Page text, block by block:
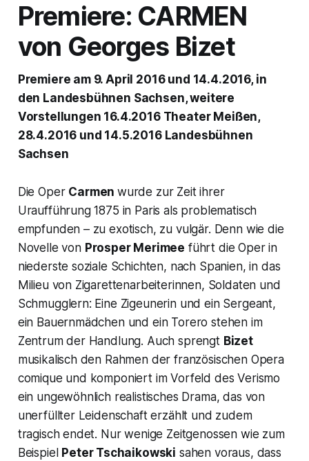
Premiere: CARMEN
von Georges Bizet
Premiere am 9. April 2016 und 14.4.2016, in
den Landesbühnen Sachsen, weitere
Vorstellungen 16.4.2016 Theater Meißen,
28.4.2016 und 14.5.2016 Landesbühnen
Sachsen
Die Oper Carmen wurde zur Zeit ihrer
Uraufführung 1875 in Paris als problematisch
empfunden – zu exotisch, zu vulgär. Denn wie die
Novelle von Prosper Merimee führt die Oper in
niederste soziale Schichten, nach Spanien, in das
Milieu von Zigarettenarbeiterinnen, Soldaten und
Schmugglern: Eine Zigeunerin und ein Sergeant,
ein Bauernmädchen und ein Torero stehen im
Zentrum der Handlung. Auch sprengt Bizet
musikalisch den Rahmen der französischen Opera
comique und komponiert im Vorfeld des Verismo
ein ungewöhnlich realistisches Drama, das von
unerfüllter Leidenschaft erzählt und zudem
tragisch endet. Nur wenige Zeitgenossen wie zum
Beispiel Peter Tschaikowski sahen voraus, dass